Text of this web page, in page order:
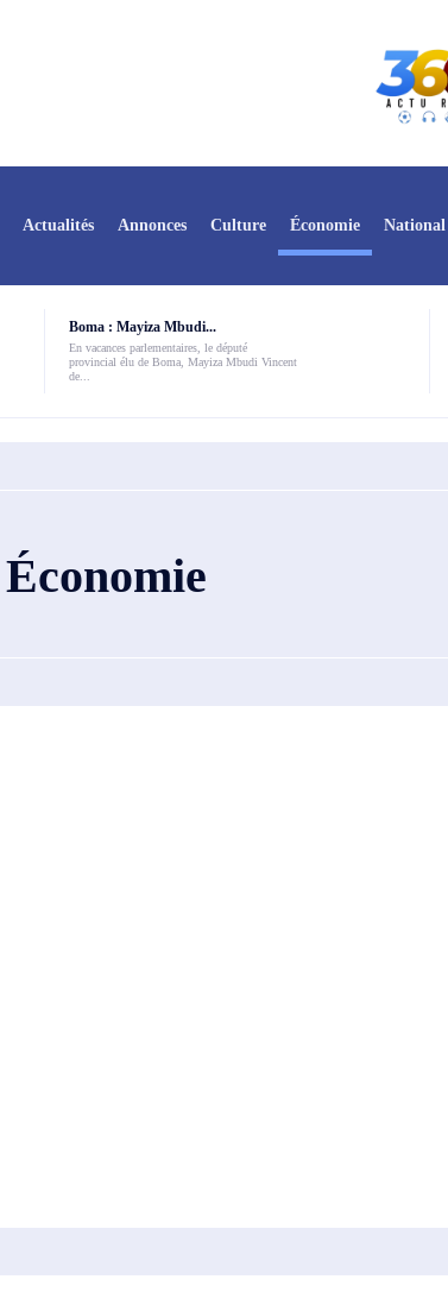
Actualités Annonces Culture Économie National
Boma : Mayiza Mbudi...
En vacances parlementaires, le député
provincial élu de Boma, Mayiza Mbudi Vincent
de...
Économie